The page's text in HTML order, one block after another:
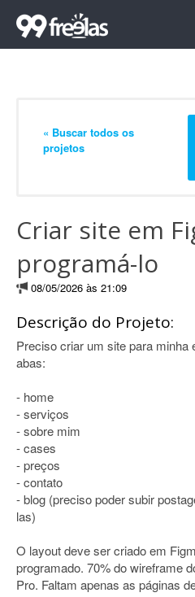
« Buscar todos os
projetos
Criar site em
programá-lo
08/05/2026 às 21:09
Descrição do Projeto:
Preciso criar um site para minha
abas:
- home
- serviços
- sobre mim
- cases
- preços
- contato
- blog (preciso poder subir
las)
O layout deve ser criado em
programado. 70% do wireframe
Pro. Faltam apenas as páginas